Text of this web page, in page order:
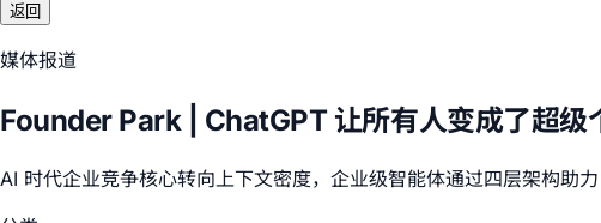
返回
媒体报道
Founder Park | ChatGPT 让所有人变成了超级
AI 时代企业竞争核心转向上下文密度，企业级智能体通过四层架构助